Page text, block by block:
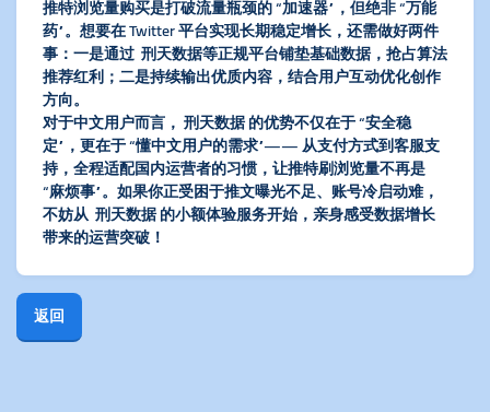
推特浏览量购买是打破流量瓶颈的 “加速器”，但绝非 “万能
药”。想要在 Twitter 平台实现长期稳定增长，还需做好两件
事：一是通过 刑天数据等正规平台铺垫基础数据，抢占算法
推荐红利；二是持续输出优质内容，结合用户互动优化创作
方向。
对于中文用户而言， 刑天数据 的优势不仅在于 “安全稳
定”，更在于 “懂中文用户的需求”—— 从支付方式到客服支
持，全程适配国内运营者的习惯，让推特刷浏览量不再是
“麻烦事”。如果你正受困于推文曝光不足、账号冷启动难，
不妨从 刑天数据 的小额体验服务开始，亲身感受数据增长
带来的运营突破！
返回